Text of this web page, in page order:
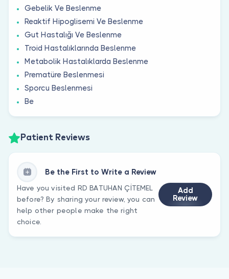
Gebelik Ve Beslenme
Reaktif Hipoglisemi Ve Beslenme
Gut Hastalığı Ve Beslenme
Troid Hastalıklarında Beslenme
Metabolik Hastalıklarda Beslenme
Prematüre Beslenmesi
Sporcu Beslenmesi
Be
Patient Reviews
Be the First to Write a Review
Have you visited RD BATUHAN ÇİTEMEL
before? By sharing your review, you can
help other people make the right
choice.
Add
Review